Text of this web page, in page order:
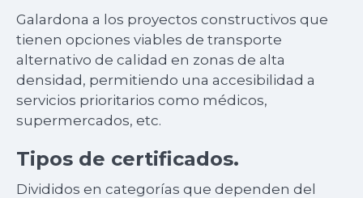
Galardona a los proyectos constructivos que
tienen opciones viables de transporte
alternativo de calidad en zonas de alta
densidad, permitiendo una accesibilidad a
servicios prioritarios como médicos,
supermercados, etc.
Tipos de certificados.
Divididos en categorías que dependen del